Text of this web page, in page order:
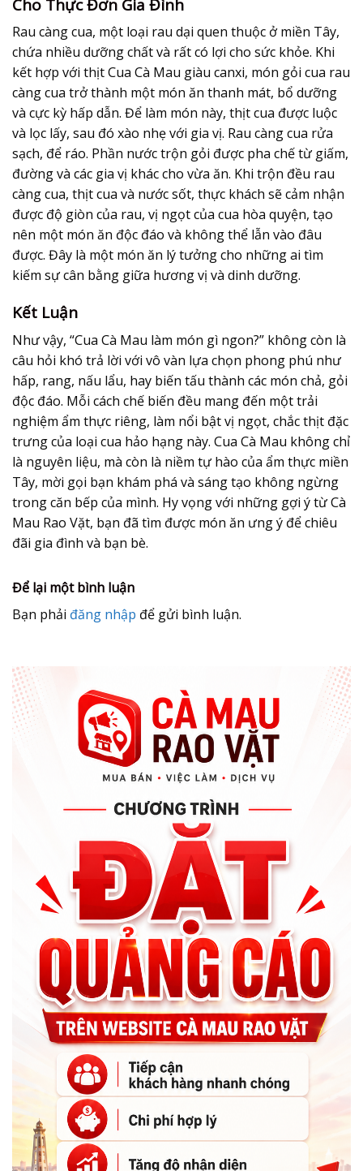
Cho Thực Đơn Gia Đình
Rau càng cua, một loại rau dại quen thuộc ở miền Tây,
chứa nhiều dưỡng chất và rất có lợi cho sức khỏe. Khi
kết hợp với thịt Cua Cà Mau giàu canxi, món gỏi cua rau
càng cua trở thành một món ăn thanh mát, bổ dưỡng
và cực kỳ hấp dẫn. Để làm món này, thịt cua được luộc
và lọc lấy, sau đó xào nhẹ với gia vị. Rau càng cua rửa
sạch, để ráo. Phần nước trộn gỏi được pha chế từ giấm,
đường và các gia vị khác cho vừa ăn. Khi trộn đều rau
càng cua, thịt cua và nước sốt, thực khách sẽ cảm nhận
được độ giòn của rau, vị ngọt của cua hòa quyện, tạo
nên một món ăn độc đáo và không thể lẫn vào đâu
được. Đây là một món ăn lý tưởng cho những ai tìm
kiếm sự cân bằng giữa hương vị và dinh dưỡng.
Kết Luận
Như vậy, “Cua Cà Mau làm món gì ngon?” không còn là
câu hỏi khó trả lời với vô vàn lựa chọn phong phú như
hấp, rang, nấu lẩu, hay biến tấu thành các món chả, gỏi
độc đáo. Mỗi cách chế biến đều mang đến một trải
nghiệm ẩm thực riêng, làm nổi bật vị ngọt, chắc thịt đặc
trưng của loại cua hảo hạng này. Cua Cà Mau không chỉ
là nguyên liệu, mà còn là niềm tự hào của ẩm thực miền
Tây, mời gọi bạn khám phá và sáng tạo không ngừng
trong căn bếp của mình. Hy vọng với những gợi ý từ Cà
Mau Rao Vặt, bạn đã tìm được món ăn ưng ý để chiêu
đãi gia đình và bạn bè.
Để lại một bình luận
Bạn phải đăng nhập để gửi bình luận.